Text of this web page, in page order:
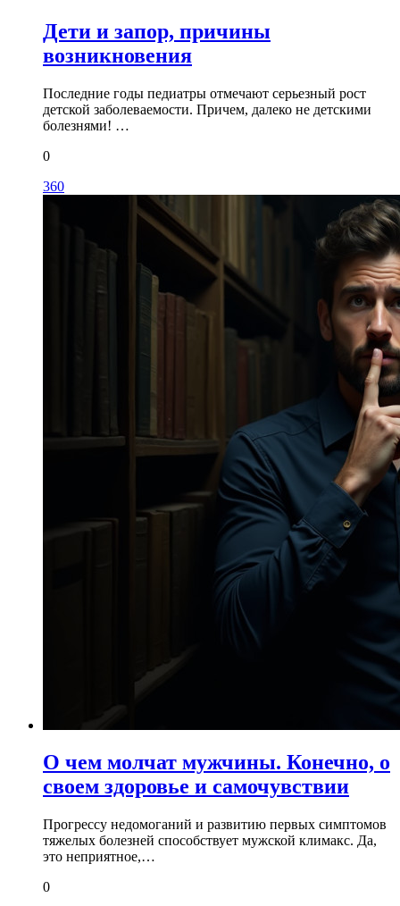
Дети и запор, причины
возникновения
Последние годы педиатры отмечают серьезный рост
детской заболеваемости. Причем, далеко не детскими
болезнями! …
0
360
О чем молчат мужчины. Конечно, о
своем здоровье и самочувствии
Прогрессу недомоганий и развитию первых симптомов
тяжелых болезней способствует мужской климакс. Да,
это неприятное,…
0